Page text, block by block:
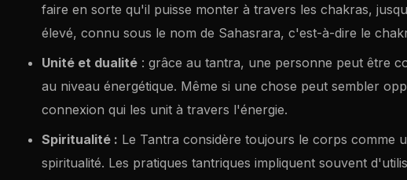
faire en sorte qu'il puisse monter à travers les chakras,
élevé, connu sous le nom de Sahasrara, c'est-à-dire le
Unité et dualité : grâce au tantra, une personne peut être
au niveau énergétique. Même si une chose peut sembler
connexion qui les unit à travers l'énergie.
Spiritualité : Le Tantra considère toujours le corps comme
spiritualité. Les pratiques tantriques impliquent souvent